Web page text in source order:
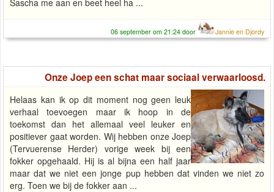
Sascha me aan en beet heel ha ...
06 september om 21:24 door Jannie en Djordy
Onze Joep een schat maar sociaal verwaarloosd.
Helaas kan ik op dit moment nog geen leuk
verhaal toevoegen maar ik hoop in de
toekomst dan het allemaal veel leuker en
positiever gaat worden. Wij hebben onze Joep
(Tervuerense Herder) vorige week bij een
fokker opgehaald. Hij is al bijna een half jaar
maar dat we niet een jonge pup hebben dat vinden we niet zo
erg. Toen we bij de fokker aan ...